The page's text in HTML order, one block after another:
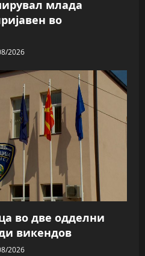
млада
во
2026
во две одделни
викендов
2026